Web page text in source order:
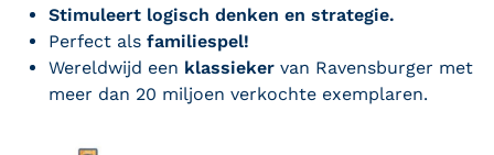
Stimuleert logisch denken en strategie.
Perfect als familiespel!
Wereldwijd een klassieker van Ravensburger met
meer dan 20 miljoen verkochte exemplaren.